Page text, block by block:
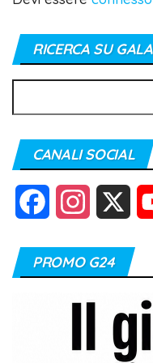
RICERCA SU
per:
CANALI SOCIAL
c s
t
PROMO G24